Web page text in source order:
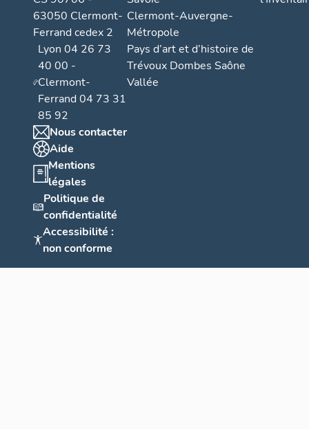
63050 Clermont-
Ferrand cedex 2
Lyon 04 26 73
40 00 -
Clermont-
Ferrand 04 73 31
85 92
Nous contacter
Aide
Mentions
légales
Politique de
confidentialité
Accessibilité :
non conforme
Clermont-Auvergne-
Métropole
Pays d’art et d’histoire de
Trévoux Dombes Saône
Vallée